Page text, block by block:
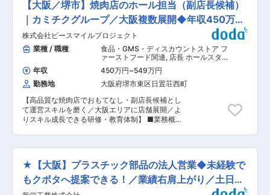
責任者としてチームをリードする人材として活躍
できます。 変更の範囲：会社の定める業務
底(アラートによる残業時間管理システム)などに
より残業時間の削減を図っています。 ■当社の特
徴： 電気制御のトータルコーディネーターを目指
し、2013年に設立しました。電気に関わること
なら何でもご相談いただけるワンストップサービ
スを展開しています。今の時代、性能だけではな
く最高のコストパフォーマンスが要求されます。
当社は、各種盤のカスタマイズメーカー機能とエ
ンジニアリング商社機能を併せ持っており、標準
品・完成品・特注品のメリット・デメリットを活
かしてコーディネイトし、コストを抑えた最適の
システムを設計することを理念として活動してお
ります。 ■ビジョン： ・メーカー機能と商社機
電気に関わるプロフェッショナルとして、ワンス
トップサービスを提供します。 ・対応エリアを全
します。
設備管理業務をお任せいたします。 ■業務詳細：
・マンション、ビル、工場、病院、学校などの給
排水設備、水処理施設の巡回保守点検 ・上記業務
に関する改修提案、改修工事 ・パソコン
（Excel・Word）を使用しての書類作成 ※設備点
検：4件／日※平均2〜3h／件※マンション設備の
場合2人1組で作業 ※当社はジョブローテーション
制度を採用しており、ご希望に応じて職種変更も
可能です。 ■残業削減の取り組みについて： 当
社の場合、社内で発生する事務作業を分業した
り、協力業者に依頼したりといった対策を実施し
ております。また、『残業時間を減らして業務効
率化を上げよう』という意識づけは会社全体とし
て取り組んでおり、その為月平均の残業時間は実
握、対策を実施。 ■当社について： ・盤石の経
営基盤が強み。創業以来53年、連続黒字の安定企
業！ ・今期、過去最高益を達成！ ・賞与3.5〜4
ヶ月分支給（前年度実績）！ ・ビルメンテナンス
【大阪／堺市】焼肉店のホール担当（副店長候補）
｜カミチクグループ／大阪複数展開◆年収450万
円〜
株式会社ビースマイルプロジェクト
業種 / 職種
食品・GMS・ディスカウントストア フ
ァーストフード関連, 店長 ホールスタ
ッフ・フロアスタッフ・調理スタッフ
（飲食）
年収 450万円~549万円
勤務地
大阪府堺市東区日置荘西町
【高品質な焼肉店でおもてなし・副店長候補とし
て運営スキルを磨く／大阪エリアに店舗展開／よ
りスキル成長できる研修・教育体制】 ■業務概要
わっていただきます。インバウンドも含む顧客ニ
ーズが拡大する中で、生産から調理まで一貫して
いる当社にてスキルアップできる環境です。 ■業
務詳細： 【ホール業務】ご来店されたお客様のご
案内、オーダー受付、料理やドリンクの配膳、会
★【大阪】プラスチック部品の法人営業◆未経験で
もクボタへ提案できる！／業績右肩上がり／土日祝